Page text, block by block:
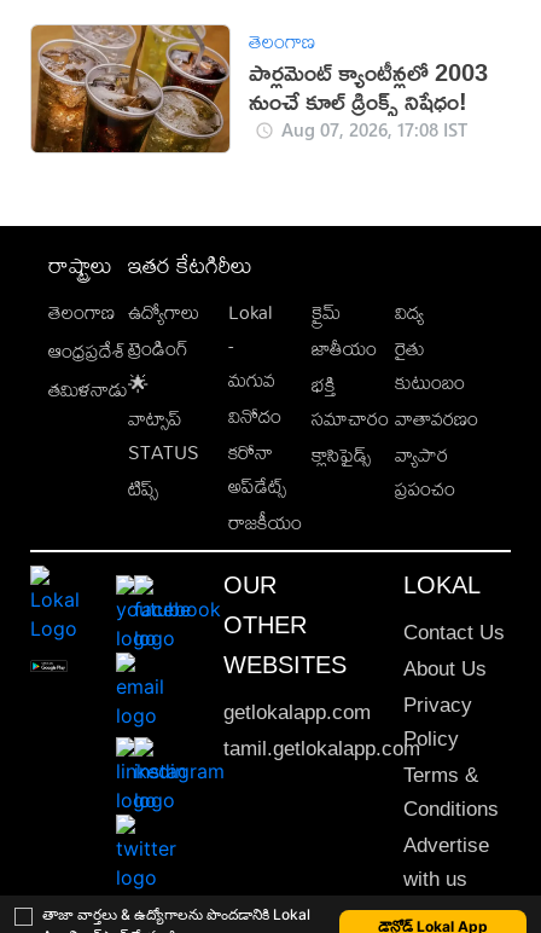
తాజా వార్తలు & ఉద్యోగాలను పొందడానికి Lokal
డౌన్లోడ్ Lokal App
తెలంగాణ
పార్లమెంట్ క్యాంటీన్లలో 2003
నుంచే కూల్ డ్రింక్స్ నిషేధం!
Aug 07, 2026, 17:08 IST
రాష్ట్రాలు
తెలంగాణ
ఆంధ్రప్రదేశ్
తమిళనాడు
ఇతర కేటగిరీలు
ఉద్యోగాలు
ట్రెండింగ్
🌟
వాట్సాప్
STATUS
టిప్స్
Lokal
-
మగువ
వినోదం
కరోనా
అప్‌డేట్స్
రాజకీయం
క్రైమ్
జాతీయం
భక్తి
సమాచారం
క్లాసిఫైడ్స్
విద్య
రైతు
కుటుంబం
వాతావరణం
వ్యాపార
ప్రపంచం
OUR
OTHER
WEBSITES
getlokalapp.com
tamil.getlokalapp.com
LOKAL
Contact Us
About Us
Privacy
Policy
Terms &
Conditions
Advertise
with us
Sitemap